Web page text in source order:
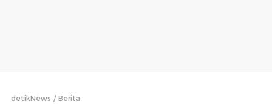
detikNews Berita